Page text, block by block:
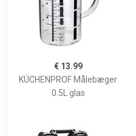
€ 13.99
KÜCHENPROF Målebæger
0.5L glas